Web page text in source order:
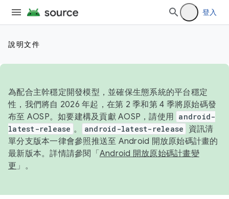
登入
說明文件
為配合主幹穩定開發模型，並確保生態系統的平台穩定
性，我們將自 2026 年起，在第 2 季和第 4 季將原始碼發
布至 AOSP。如要建構及貢獻 AOSP，請使用 android-
latest-release 。 android-latest-release
資訊清
單分支版本一律會參照推送至 Android 開放原始碼計畫的
最新版本。詳情請參閱「 Android 開放原始碼計畫變
更 」。